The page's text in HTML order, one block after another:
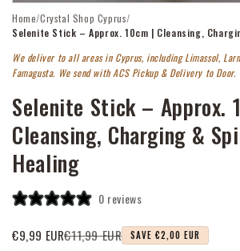
Open
media
1
modal
Home/Crystal Shop Cyprus/
Selenite Stick – Approx. 10cm | Cleansing,
We deliver to all areas in Cyprus, including Limassol,
Famagusta. We send with ACS Pickup & Delivery to Door.
Selenite Stick – Approx.
Cleansing, Charging &
Healing
0 reviews
Sale
€9,99 EUR
Regular
€11,99 EUR SAVE €2,00 EUR